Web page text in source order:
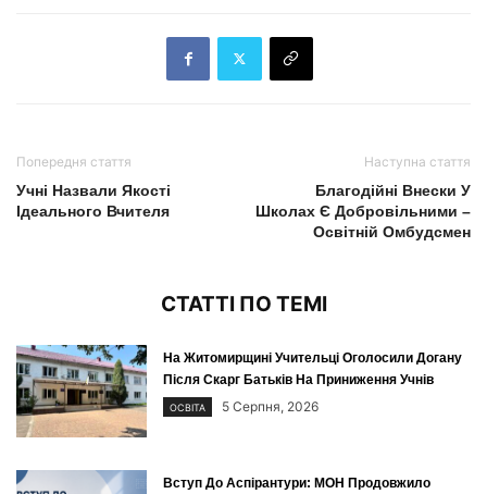
Попередня стаття
Учні Назвали Якості
Ідеального Вчителя
Наступна стаття
Благодійні Внески У
Школах Є Добровільними –
Освітній Омбудсмен
СТАТТІ ПО ТЕМІ
На Житомирщині Учительці Оголосили Догану
Після Скарг Батьків На Приниження Учнів
ОСВІТА 5 Серпня, 2026
Вступ До Аспірантури: МОН Продовжило